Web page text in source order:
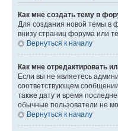
Как мне создать тему в
Для создания новой темы в
внизу страниц форума или
Вернуться к началу
Как мне отредактировать
Если вы не являетесь
соответствующем
также дату и время
обычные пользователи не
Вернуться к началу